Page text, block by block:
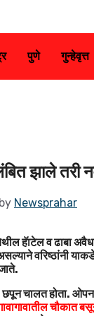
पुणे गुन्हेवृत्त
झाले
by Newsprahar
हॅाटेल व ढाबा
वरिष्ठांनी
चालत होता.